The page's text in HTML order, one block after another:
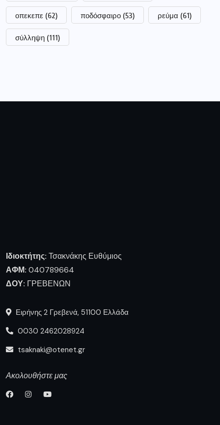
οπεκεπε (62) ποδόσφαιρο (53) ρεύμα (61)
σύλληψη (111)
Ιδιοκτήτης: Τσακνάκης Ευθύμιος
ΑΦΜ: 040789664
ΔΟΥ: ΓΡΕΒΕΝΩΝ
Ειρήνης 2 Γρεβενά, 51100 Ελλάδα
0030 2462028924
tsaknaki@otenet.gr
Ακολουθήστε μας